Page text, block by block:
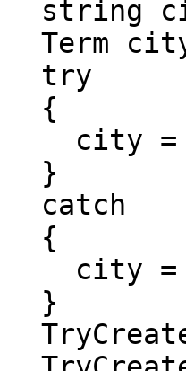
string
Term
try
{
city =
}
catch
{
city =
}